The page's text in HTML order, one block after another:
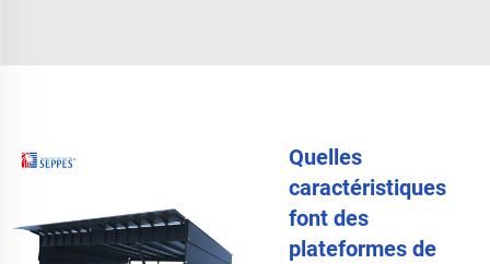
Quelles
caractéristiques
font des
plateformes de